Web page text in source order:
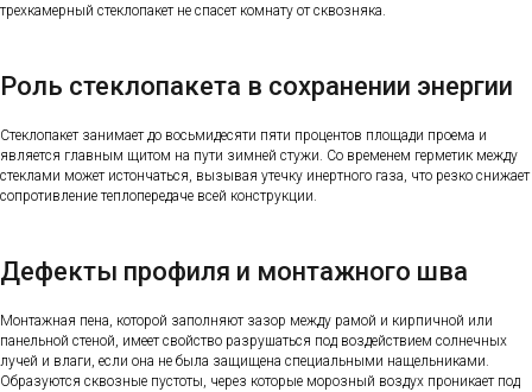
трехкамерный стеклопакет не спасет комнату от сквозняка.
Роль стеклопакета в сохранении энергии
Стеклопакет занимает до восьмидесяти пяти процентов площади проема и
является главным щитом на пути зимней стужи. Со временем герметик между
стеклами может истончаться, вызывая утечку инертного газа, что резко снижает
сопротивление теплопередаче всей конструкции.
Дефекты профиля и монтажного шва
Монтажная пена, которой заполняют зазор между рамой и кирпичной или
панельной стеной, имеет свойство разрушаться под воздействием солнечных
лучей и влаги, если она не была защищена специальными нащельниками.
Образуются сквозные пустоты, через которые морозный воздух проникает под